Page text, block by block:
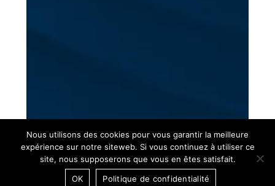
DARK MODE / OFF
Nous utilisons des cookies pour vous garantir la meilleure
expérience sur notre siteweb. Si vous continuez à utiliser ce
site, nous supposerons que vous en êtes satisfait.
OK
Politique de confidentialité